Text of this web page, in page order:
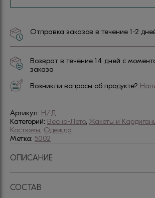
Отправка заказов в течение 1-2
Возврат в течение 14 дней с
заказа
Возникли вопросы об продукте?
Артикул: Н/Д
Категорий: Весна-Лето, Жакеты и
Костюмы, Одежда
Метка: 5002
ОПИСАНИЕ
СОСТАВ